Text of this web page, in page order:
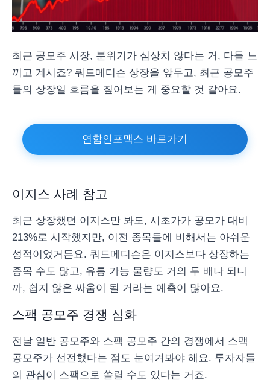
최근 공모주 시장, 분위기가 심상치 않다는 거, 다들 느
끼고 계시죠? 쿼드메디슨 상장을 앞두고, 최근 공모주
들의 상장일 흐름을 짚어보는 게 중요할 것 같아요.
연합인포맥스 바로가기
이지스 사례 참고
최근 상장했던 이지스만 봐도, 시초가가 공모가 대비
213%로 시작했지만, 이전 종목들에 비해서는 아쉬운
성적이었거든요. 쿼드메디슨은 이지스보다 상장하는
종목 수도 많고, 유통 가능 물량도 거의 두 배나 되니
까, 쉽지 않은 싸움이 될 거라는 예측이 많아요.
스팩 공모주 경쟁 심화
전날 일반 공모주와 스팩 공모주 간의 경쟁에서 스팩
공모주가 선전했다는 점도 눈여겨봐야 해요. 투자자들
의 관심이 스팩으로 쏠릴 수도 있다는 거죠.